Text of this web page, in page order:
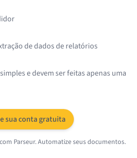
de dados de relatórios
e devem ser feitas apenas uma
sua conta gratuita
Parseur. Automatize seus documentos.